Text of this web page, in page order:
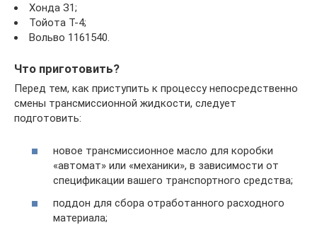
Хонда З1;
Тойота T-4;
Вольво 1161540.
Что приготовить?
Перед тем, как приступить к процессу непосредственно
смены трансмиссионной жидкости, следует
подготовить:
новое трансмиссионное масло для коробки
«автомат» или «механики», в зависимости от
спецификации вашего транспортного средства;
поддон для сбора отработанного расходного
материала;